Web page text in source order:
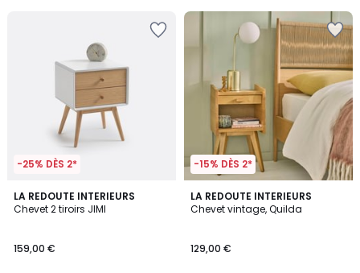
-25% DÈS 2*
LA REDOUTE INTERIEURS
Chevet 2 tiroirs JIMI
159,00 €
4,3
/ 5
-15% DÈS 2*
LA REDOUTE INTERIEURS
Chevet vintage, Quilda
129,00 €
4,6
/ 5